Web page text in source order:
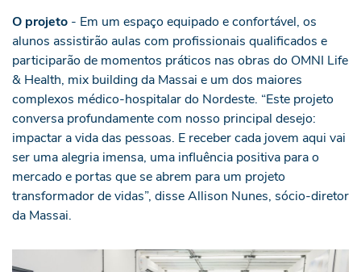
O projeto - Em um espaço equipado e confortável, os
alunos assistirão aulas com profissionais qualificados e
participarão de momentos práticos nas obras do OMNI Life
& Health, mix building da Massai e um dos maiores
complexos médico-hospitalar do Nordeste. “Este projeto
conversa profundamente com nosso principal desejo:
impactar a vida das pessoas. E receber cada jovem aqui vai
ser uma alegria imensa, uma influência positiva para o
mercado e portas que se abrem para um projeto
transformador de vidas”, disse Allison Nunes, sócio-diretor
da Massai.